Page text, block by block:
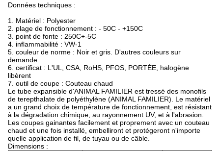
Données techniques :
1. Matériel : Polyester
2. plage de fonctionnement : - 50C - +150C
3. point de fonte : 250C+-5C
4. inflammabilité : VW-1
5. couleur de norme : Noir et gris. D'autres couleurs sur
demande.
6. certificat : L'UL, CSA, RoHS, PFOS, PORTÉE, halogène
libèrent
7. outil de coupe : Couteau chaud
Le tube expansible d'ANIMAL FAMILIER est tressé des monofils
de terepthalate de polyéthylène (ANIMAL FAMILIER). Le matériel
a un grand choix de température de fonctionnement, est résistant
à la dégradation chimique, au rayonnement UV, et à l'abrasion.
Les coupes gainantes facilement et proprement avec un couteau
chaud et une fois installé, embelliront et protégeront n'importe
quelle application de fil, de tuyau ou de câble.
Dimensions :